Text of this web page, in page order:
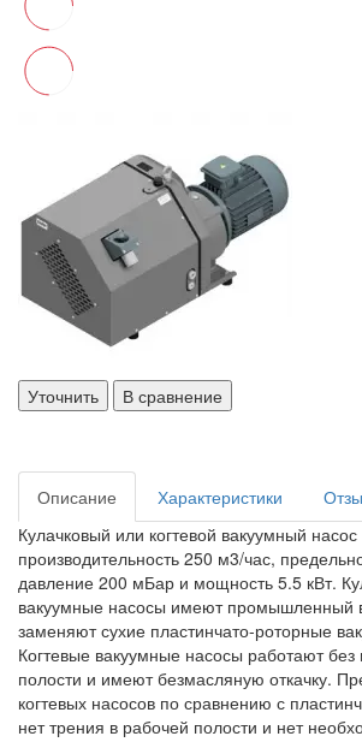
Уточнить В сравнение
Описание Характеристики
Кулачковый или когтевой вакуумный
производительность 250 м3/час,
давление 200 мБар и мощность 5.5 кВт.
вакуумные насосы имеют промышленный
заменяют сухие пластинчато-роторные
Когтевые вакуумные насосы работают
полости и имеют безмасляную откачку.
когтевых насосов по сравнению с
нет трения в рабочей полости и нет